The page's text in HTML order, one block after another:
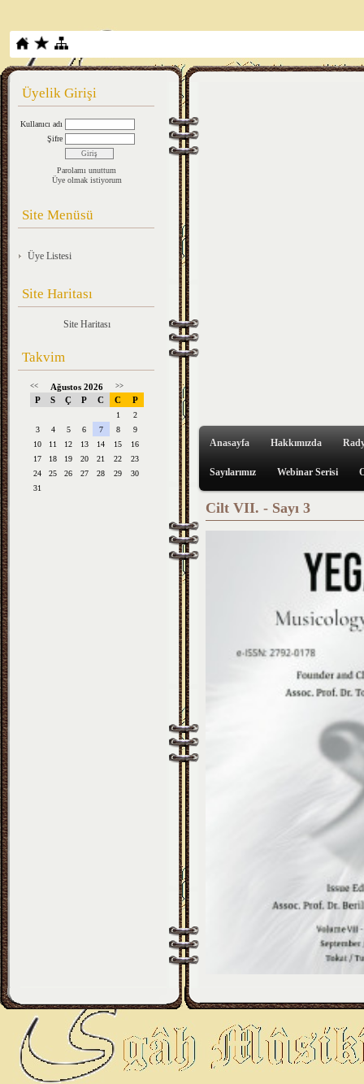
Üyelik Girişi
Kullanıcı adı
Şifre
Parolamı unuttum
Üye olmak istiyorum
Site Menüsü
Üye Listesi
Site Haritası
Site Haritası
Takvim
<< Ağustos 2026 >>
P S Ç P C C P
1
2
3
4 5 6 7 8
9
10
11 12 13 14 15
16
17
18 19 20 21 22
23
24
25 26 27 28 29
30
31
Anasayfa Hakkımızda
Sayılarımız Webinar Serisi
Cilt VII. - Sayı 3